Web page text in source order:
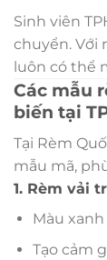
Sinh viên
chuyển. Với
luôn có thể
Các mẫu
biến tại
Tại Rèm
mẫu mã,
1. Rèm vải
Màu
Tạo cảm